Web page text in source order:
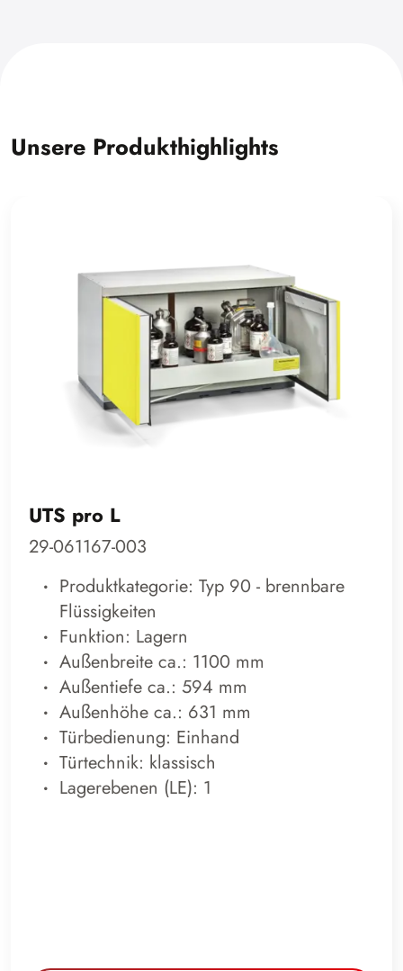
Unsere Produkthighlights
UTS pro L
29-061167-003
Produktkategorie: Typ 90 - brennbare
Flüssigkeiten
Funktion: Lagern
Außenbreite ca.: 1100 mm
Außentiefe ca.: 594 mm
Außenhöhe ca.: 631 mm
Türbedienung: Einhand
Türtechnik: klassisch
Lagerebenen (LE): 1